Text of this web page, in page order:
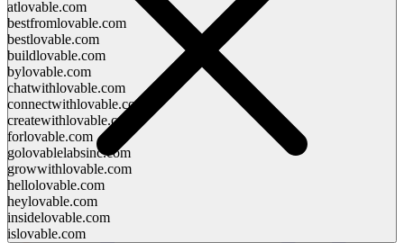
atlovable.com
bestfromlovable.com
bestlovable.com
buildlovable.com
bylovable.com
chatwithlovable.com
connectwithlovable.com
createwithlovable.com
forlovable.com
golovablelabsinc.com
growwithlovable.com
hellolovable.com
heylovable.com
insidelovable.com
islovable.com